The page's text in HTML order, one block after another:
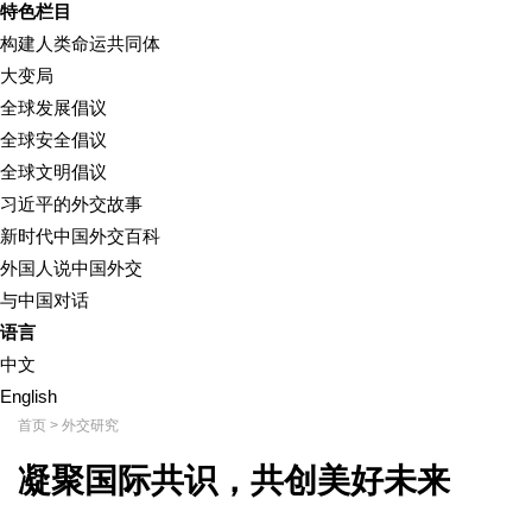
特色栏目
构建人类命运共同体
大变局
全球发展倡议
全球安全倡议
全球文明倡议
习近平的外交故事
新时代中国外交百科
外国人说中国外交
与中国对话
语言
中文
English
首页 > 外交研究
凝聚国际共识，共创美好未来